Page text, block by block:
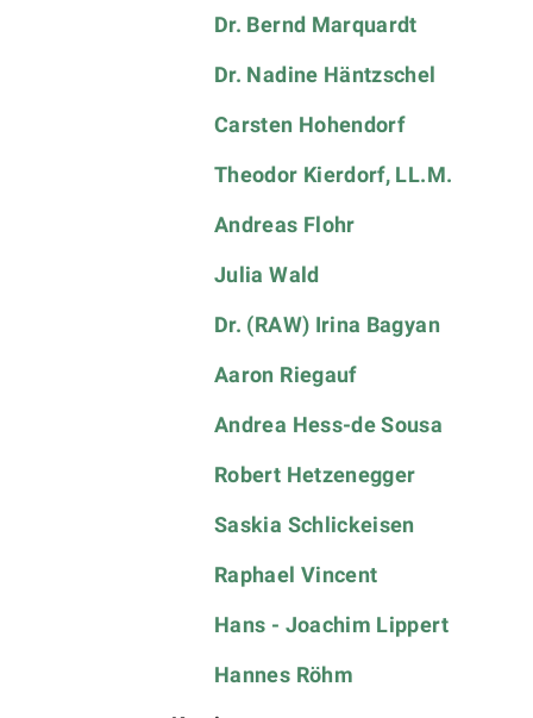
Dr. Bernd Marquardt
Dr. Nadine Häntzschel
Carsten Hohendorf
Theodor Kierdorf, LL.M.
Andreas Flohr
Julia Wald
Dr. (RAW) Irina Bagyan
Aaron Riegauf
Andrea Hess-de Sousa
Robert Hetzenegger
Saskia Schlickeisen
Raphael Vincent
Hans - Joachim Lippert
Hannes Röhm